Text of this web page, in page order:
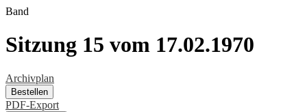
Band
Sitzung 15 vom 17.02.1970
Archivplan
Bestellen
PDF-Export